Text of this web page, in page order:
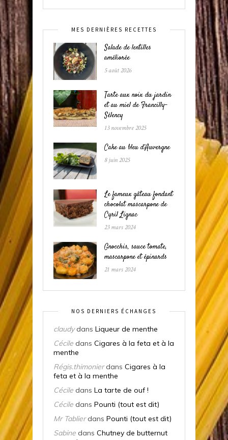
MES DERNIÈRES RECETTES
Salade de lentilles
améliorée
5 août 2026
Tarte aux noix du jardin
et au miel de Francilly-
Sélency
13 novembre 2025
Cake au bleu d’Auvergne
8 juin 2025
Le fameux gâteau fondant
chocolat mascarpone de
Cyril Lignac
23 mars 2024
Gnocchis, sauce tomate,
mascarpone et épinards
21 mars 2024
NOS DERNIERS ÉCHANGES
claudydans Liqueur de menthe
Cécile dans Cigares à la feta et à la
menthe
Régis.thimonierdans Cigares à la
feta et à la menthe
Cécile dans La tarte de ouf !
Cécile dans Pounti (tout est dit)
Mr Tablierdans Pounti (tout est dit)
Sabine dans Chutney de butternut